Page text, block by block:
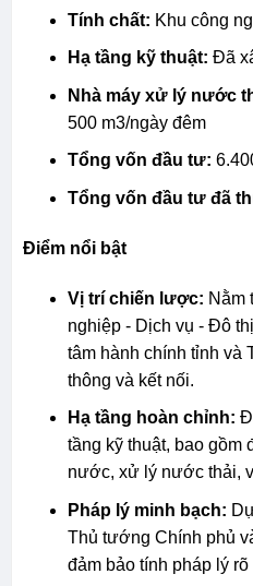
Tính chất: Khu công
Hạ tầng kỹ thuật: Đã
Nhà máy xử lý nước
500 m3/ngày đêm
Tổng vốn đầu tư:
Tổng vốn đầu tư đã
Điểm nổi bật
Vị trí chiến lược: Nằm
nghiệp - Dịch vụ - Đô
tâm hành chính tỉnh và
thông và kết nối.
Hạ tầng hoàn chỉnh:
tầng kỹ thuật, bao gồm
nước, xử lý nước thải,
Pháp lý minh bạch:
Thủ tướng Chính phủ
đảm bảo tính pháp lý rõ